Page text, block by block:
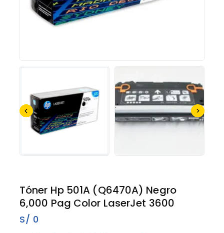
Tóner Hp 501A (Q6470A) Negro
6,000 Pag Color LaserJet 3600
S/ 0
16 productos vendidos en los últimos 10 horas